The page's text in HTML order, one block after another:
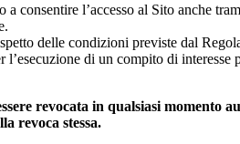
a consentire l’accesso al Sito anche
delle condizioni previste dal
l’esecuzione di un compito di
revocata in qualsiasi
revoca stessa.